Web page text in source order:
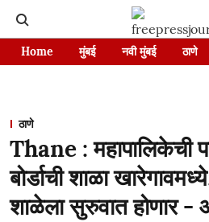
Home मुंबई नवी मुंबई ठाणे
ठाणे
Thane : महापालिकेची
बोर्डाची शाळा
शाळेला सुरुवात होणार -